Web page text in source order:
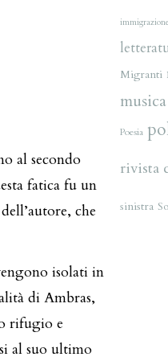
al secondo
fatica fu un
che
isolati in
di Ambras,
rifugio e
al suo ultimo
immigrazione
Migranti
musica
Poesia
rivista
sinistra